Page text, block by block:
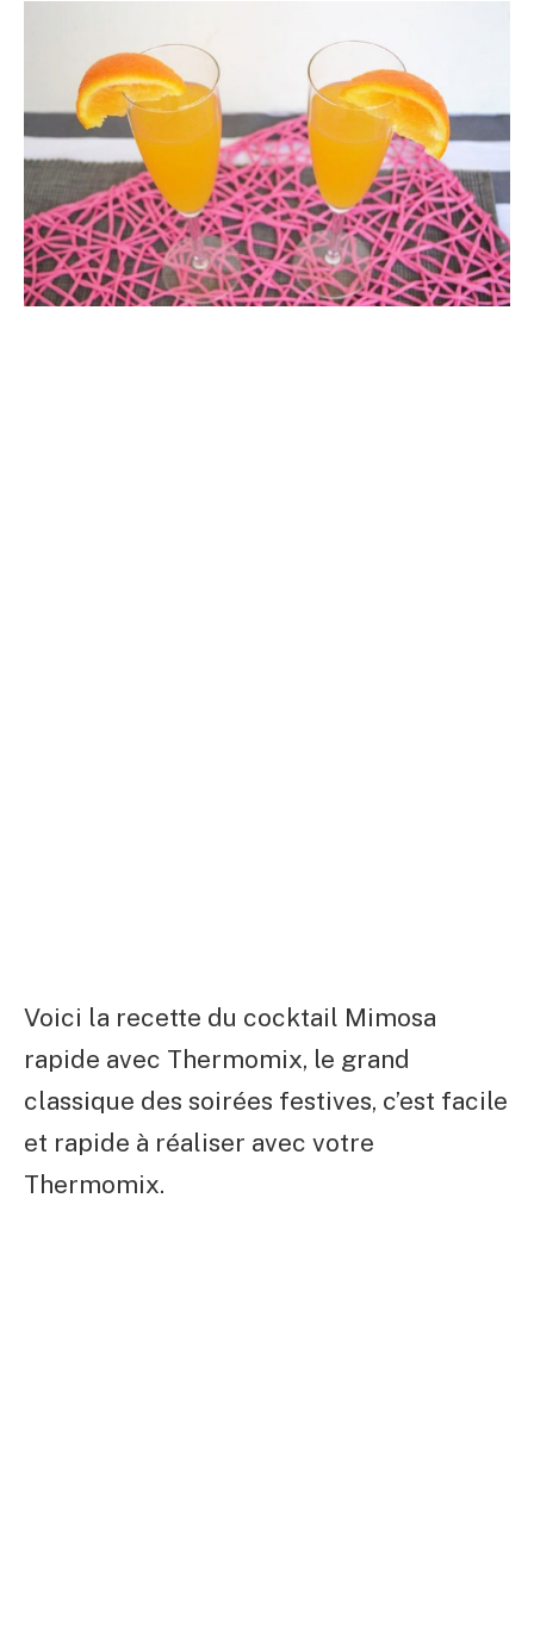
Voici la recette du cocktail Mimosa
rapide avec Thermomix, le grand
classique des soirées festives, c’est facile
et rapide à réaliser avec votre
Thermomix.